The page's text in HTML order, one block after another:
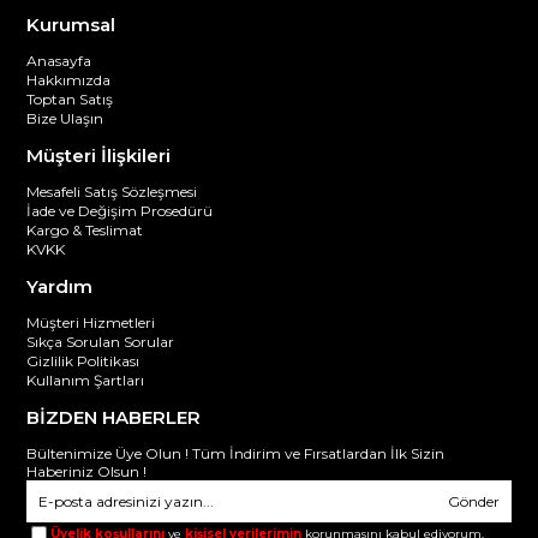
Kurumsal
Anasayfa
Hakkımızda
Toptan Satış
Bize Ulaşın
Müşteri İlişkileri
Mesafeli Satış Sözleşmesi
İade ve Değişim Prosedürü
Kargo & Teslimat
KVKK
Yardım
Müşteri Hizmetleri
Sıkça Sorulan Sorular
Gizlilik Politikası
Kullanım Şartları
BİZDEN HABERLER
Bültenimize Üye Olun ! Tüm İndirim ve Fırsatlardan İlk Sizin
Haberiniz Olsun !
Gönder
Üyelik koşullarını ve kişisel verilerimin korunmasını kabul ediyorum.